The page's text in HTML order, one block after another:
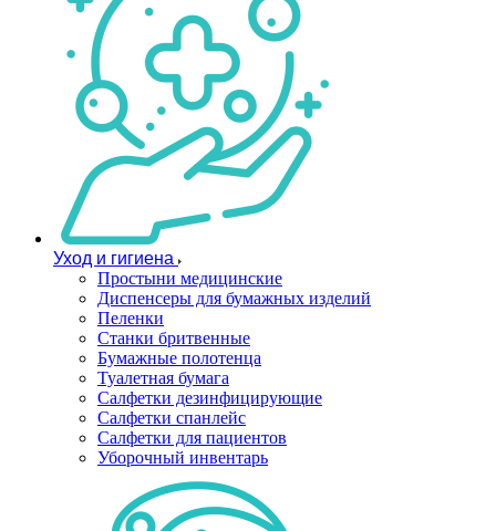
Уход и гигиена
Простыни медицинские
Диспенсеры для бумажных изделий
Пеленки
Станки бритвенные
Бумажные полотенца
Туалетная бумага
Салфетки дезинфицирующие
Салфетки спанлейс
Салфетки для пациентов
Уборочный инвентарь